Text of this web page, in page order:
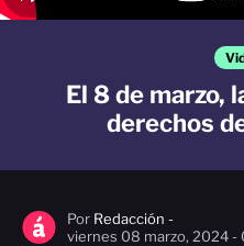
El 8 de marzo,
derechos
Por Redacción -
viernes 08 marzo, 2024 -